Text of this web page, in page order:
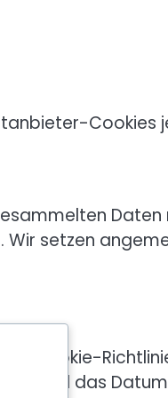
Cookies
setzen
Cookie-
und das